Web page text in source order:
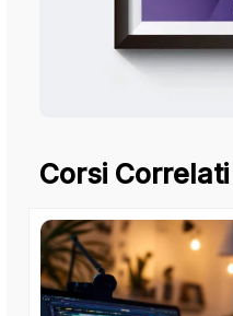
Corsi Correlati